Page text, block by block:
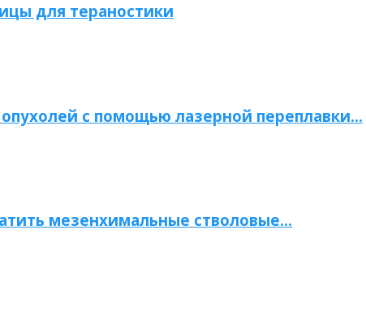
для тераностики
с помощью лазерной переплавки…
мезенхимальные стволовые…